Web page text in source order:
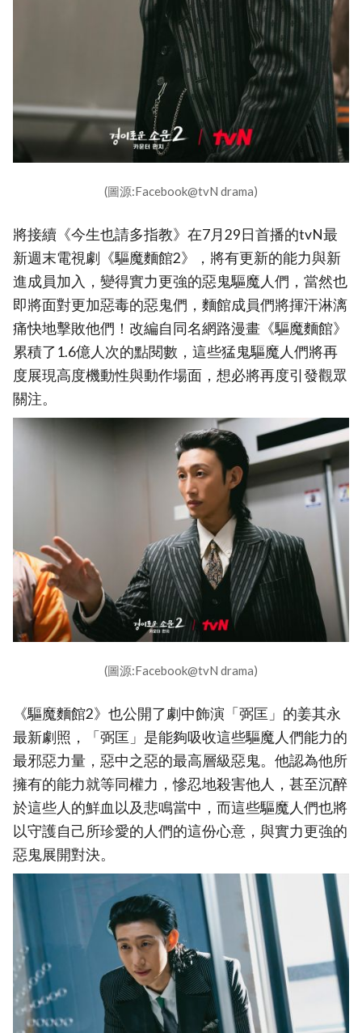
(圖源:Facebook@tvN drama)
將接續《今生也請多指教》在7月29日首播的tvN最
新週末電視劇《驅魔麵館2》，將有更新的能力與新
進成員加入，變得實力更強的惡鬼驅魔人們，當然也
即將面對更加惡毒的惡鬼們，麵館成員們將揮汗淋漓
痛快地擊敗他們！改編自同名網路漫畫《驅魔麵館》
累積了1.6億人次的點閱數，這些猛鬼驅魔人們將再
度展現高度機動性與動作場面，想必將再度引發觀眾
關注。
(圖源:Facebook@tvN drama)
《驅魔麵館2》也公開了劇中飾演「弼匡」的姜其永
最新劇照，「弼匡」是能夠吸收這些驅魔人們能力的
最邪惡力量，惡中之惡的最高層級惡鬼。他認為他所
擁有的能力就等同權力，慘忍地殺害他人，甚至沉醉
於這些人的鮮血以及悲鳴當中，而這些驅魔人們也將
以守護自己所珍愛的人們的這份心意，與實力更強的
惡鬼展開對決。